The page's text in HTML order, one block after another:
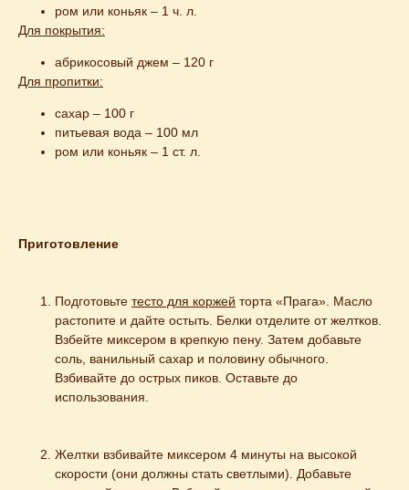
ром или коньяк – 1 ч. л.
Для покрытия:
абрикосовый джем – 120 г
Для пропитки:
сахар – 100 г
питьевая вода – 100 мл
ром или коньяк – 1 ст. л.
Приготовление
Подготовьте тесто для коржей торта «Прага». Масло
растопите и дайте остыть. Белки отделите от желтков.
Взбейте миксером в крепкую пену. Затем добавьте
соль, ванильный сахар и половину обычного.
Взбивайте до острых пиков. Оставьте до
использования.
Желтки взбивайте миксером 4 минуты на высокой
скорости (они должны стать светлыми). Добавьте